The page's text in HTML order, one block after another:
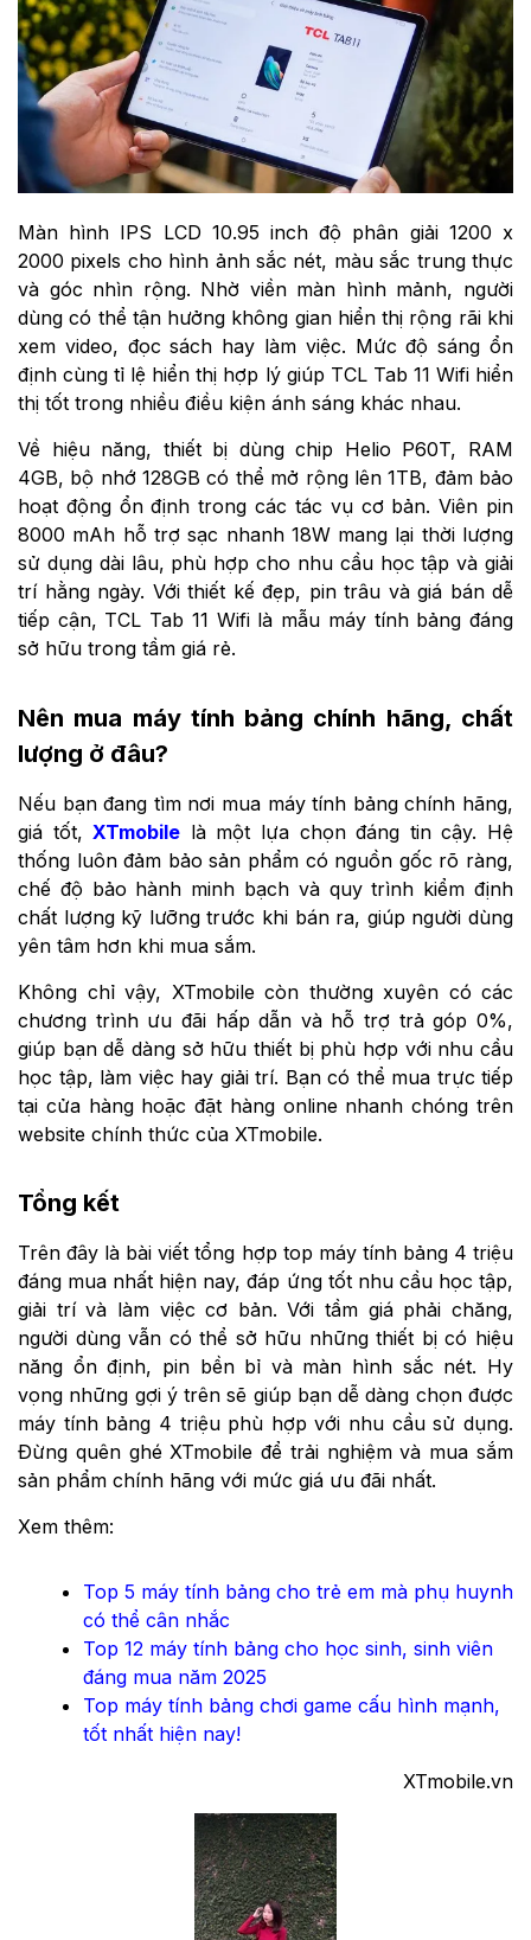
Màn hình IPS LCD 10.95 inch độ phân giải 1200 x
2000 pixels cho hình ảnh sắc nét, màu sắc trung thực
và góc nhìn rộng. Nhờ viền màn hình mảnh, người
dùng có thể tận hưởng không gian hiển thị rộng rãi khi
xem video, đọc sách hay làm việc. Mức độ sáng ổn
định cùng tỉ lệ hiển thị hợp lý giúp TCL Tab 11 Wifi hiển
thị tốt trong nhiều điều kiện ánh sáng khác nhau.
Về hiệu năng, thiết bị dùng chip Helio P60T, RAM
4GB, bộ nhớ 128GB có thể mở rộng lên 1TB, đảm bảo
hoạt động ổn định trong các tác vụ cơ bản. Viên pin
8000 mAh hỗ trợ sạc nhanh 18W mang lại thời lượng
sử dụng dài lâu, phù hợp cho nhu cầu học tập và giải
trí hằng ngày. Với thiết kế đẹp, pin trâu và giá bán dễ
tiếp cận, TCL Tab 11 Wifi là mẫu máy tính bảng đáng
sở hữu trong tầm giá rẻ.
Nên mua máy tính bảng chính hãng, chất
lượng ở đâu?
Nếu bạn đang tìm nơi mua máy tính bảng chính hãng,
giá tốt,XTmobile là một lựa chọn đáng tin cậy. Hệ
thống luôn đảm bảo sản phẩm có nguồn gốc rõ ràng,
chế độ bảo hành minh bạch và quy trình kiểm định
chất lượng kỹ lưỡng trước khi bán ra, giúp người dùng
yên tâm hơn khi mua sắm.
Không chỉ vậy, XTmobile còn thường xuyên có các
chương trình ưu đãi hấp dẫn và hỗ trợ trả góp 0%,
giúp bạn dễ dàng sở hữu thiết bị phù hợp với nhu cầu
học tập, làm việc hay giải trí. Bạn có thể mua trực tiếp
tại cửa hàng hoặc đặt hàng online nhanh chóng trên
website chính thức của XTmobile.
Tổng kết
Trên đây là bài viết tổng hợp top máy tính bảng 4 triệu
đáng mua nhất hiện nay, đáp ứng tốt nhu cầu học tập,
giải trí và làm việc cơ bản. Với tầm giá phải chăng,
người dùng vẫn có thể sở hữu những thiết bị có hiệu
năng ổn định, pin bền bỉ và màn hình sắc nét. Hy
vọng những gợi ý trên sẽ giúp bạn dễ dàng chọn được
máy tính bảng 4 triệu phù hợp với nhu cầu sử dụng.
Đừng quên ghé XTmobile để trải nghiệm và mua sắm
sản phẩm chính hãng với mức giá ưu đãi nhất.
Xem thêm:
Top 5 máy tính bảng cho trẻ em mà phụ huynh
có thể cân nhắc
Top 12 máy tính bảng cho học sinh, sinh viên
đáng mua năm 2025
Top máy tính bảng chơi game cấu hình mạnh,
tốt nhất hiện nay!
XTmobile.vn